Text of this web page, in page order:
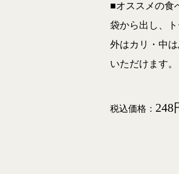
■オススメの食
袋から出し、
外はカリ・中
いただけます。
税込価格： 248